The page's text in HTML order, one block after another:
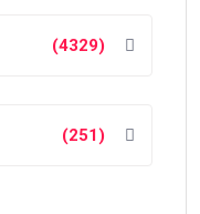
(4329)
(251)